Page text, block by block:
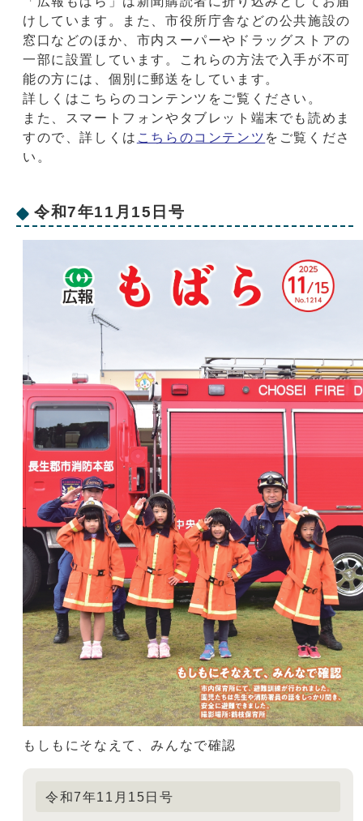
けしています。また、市役所庁舎などの公共施設の
窓口などのほか、市内スーパーやドラッグストアの
一部に設置しています。これらの方法で入手が不可
能の方には、個別に郵送をしています。
詳しくはこちらのコンテンツをご覧ください。
また、スマートフォンやタブレット端末でも読めま
すので、詳しくは こちらのコンテンツ をご覧くださ
い。
令和7年11月15日号
もしもにそなえて、みんなで確認
令和7年11月15日号